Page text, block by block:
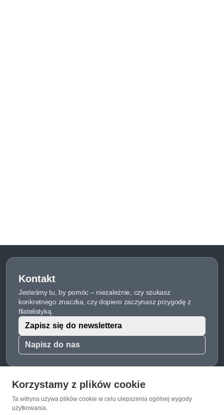
Kontakt
Jesteśmy tu, by pomóc – niezależnie, czy szukasz
konkretnego znaczka, czy dopiero zaczynasz przygodę z
filatelistyką.
Napisz do nas
Zapisz się do newslettera
O Znaczkopol.pl
Korzystamy z plików cookie
Ta witryna używa plików cookie w celu ulepszenia ogólnej wygody
użytkowania.